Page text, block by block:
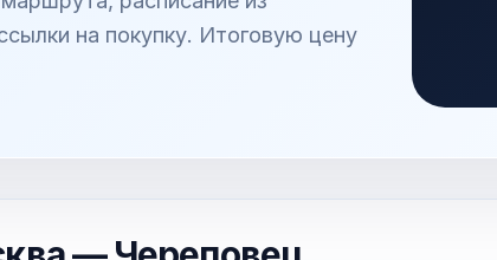
на покупку. Итоговую цену